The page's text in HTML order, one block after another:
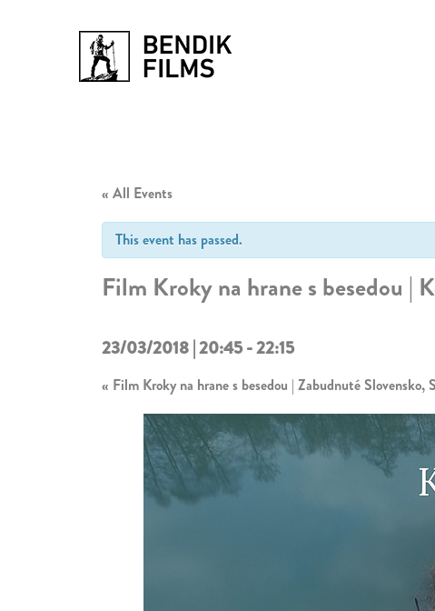
« All Events
This event has passed.
Film Kroky na hrane s besedou |
23/03/2018 | 20:45-22:15
« Film Kroky na hrane s besedou | Zabudnuté Slovensko,